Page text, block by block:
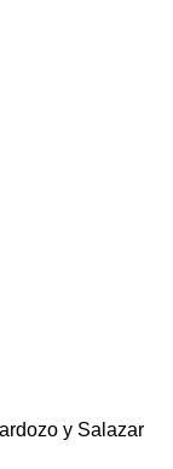
y Salazar